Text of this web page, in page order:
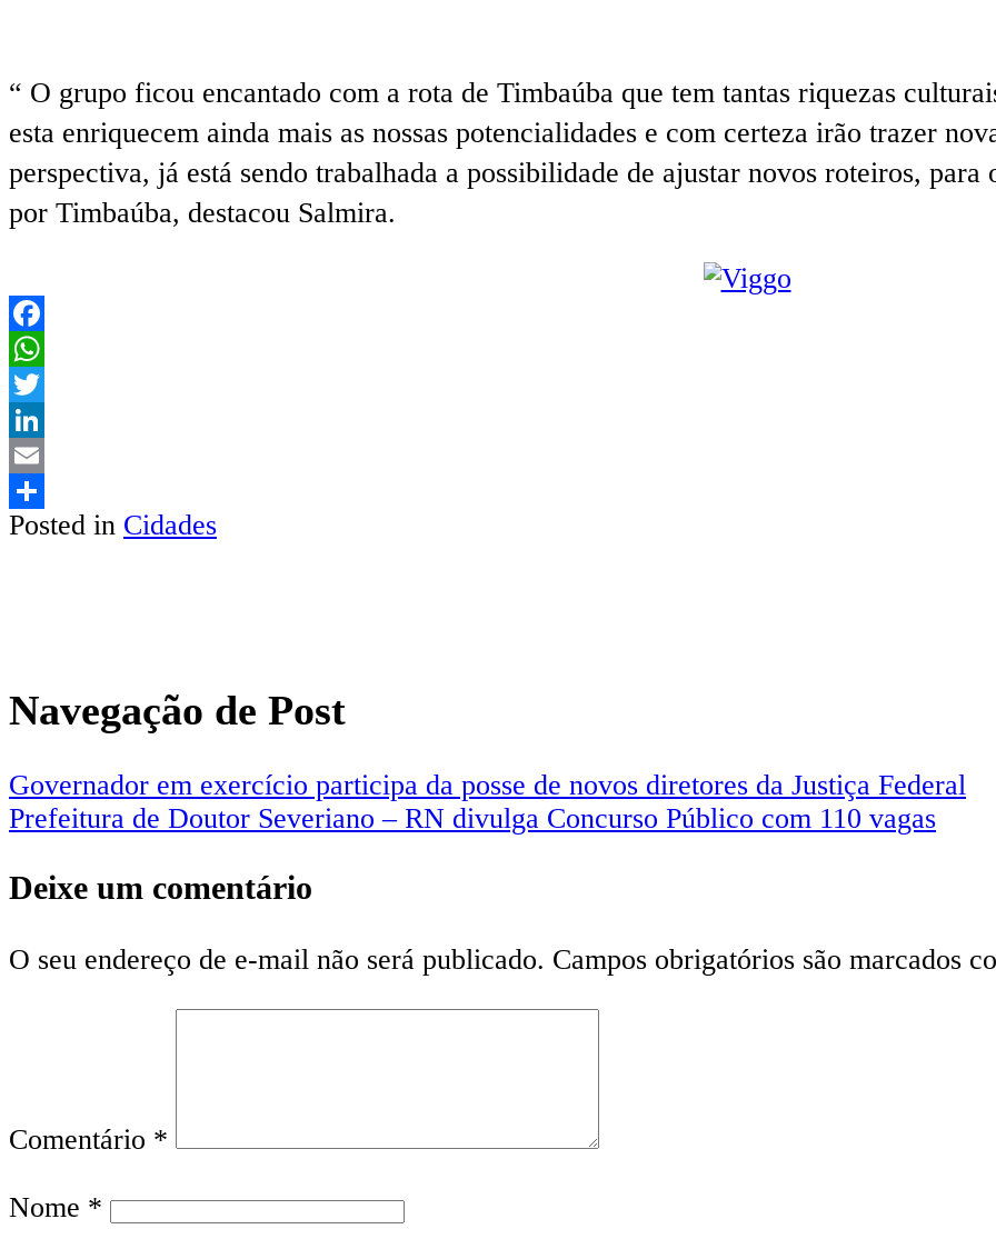
“ O grupo ficou encantado com a rota de Timbaúba que tem tantas riquezas
esta enriquecem ainda mais as nossas potencialidades e com certeza irão trazer
perspectiva, já está sendo trabalhada a possibilidade de ajustar novos roteiros, para
por Timbaúba, destacou Salmira.
Facebook
WhatsApp
Twitter
LinkedIn
Email
Share
Posted in Cidades
Navegação de Post
Governador em exercício participa da posse de novos diretores da Justiça Federal
Prefeitura de Doutor Severiano – RN divulga Concurso Público com 110 vagas
Deixe um comentário
O seu endereço de e-mail não será publicado. Campos obrigatórios são marcados
Comentário *
Nome *